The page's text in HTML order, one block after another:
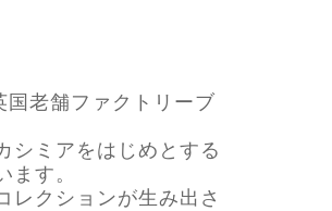
老舗ファクトリーブ
シミアをはじめとする
す。
レクションが生み出さ